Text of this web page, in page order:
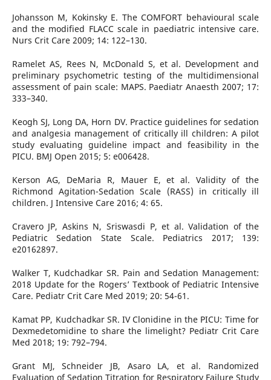
Johansson M, Kokinsky E. The COMFORT behavioural scale
and the modified FLACC scale in paediatric intensive care.
Nurs Crit Care 2009; 14: 122–130.
Ramelet AS, Rees N, McDonald S, et al. Development and
preliminary psychometric testing of the multidimensional
assessment of pain scale: MAPS. Paediatr Anaesth 2007; 17:
333–340.
Keogh SJ, Long DA, Horn DV. Practice guidelines for sedation
and analgesia management of critically ill children: A pilot
study evaluating guideline impact and feasibility in the
PICU. BMJ Open 2015; 5: e006428.
Kerson AG, DeMaria R, Mauer E, et al. Validity of the
Richmond Agitation-Sedation Scale (RASS) in critically ill
children. J Intensive Care 2016; 4: 65.
Cravero JP, Askins N, Sriswasdi P, et al. Validation of the
Pediatric Sedation State Scale. Pediatrics 2017; 139:
e20162897.
Walker T, Kudchadkar SR. Pain and Sedation Management:
2018 Update for the Rogers’ Textbook of Pediatric Intensive
Care. Pediatr Crit Care Med 2019; 20: 54-61.
Kamat PP, Kudchadkar SR. IV Clonidine in the PICU: Time for
Dexmedetomidine to share the limelight? Pediatr Crit Care
Med 2018; 19: 792–794.
Grant MJ, Schneider JB, Asaro LA, et al. Randomized
Evaluation of Sedation Titration for Respiratory Failure Study